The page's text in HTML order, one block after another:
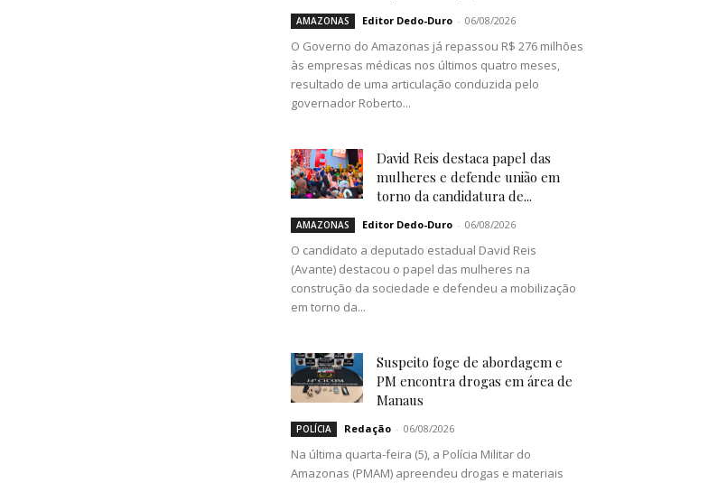
AMAZONAS Editor Dedo-Duro - 06/08/2026
O Governo do Amazonas já repassou R$ 276 milhões
às empresas médicas nos últimos quatro meses,
resultado de uma articulação conduzida pelo
governador Roberto...
David Reis destaca papel das
mulheres e defende união em
torno da candidatura de...
AMAZONAS Editor Dedo-Duro - 06/08/2026
O candidato a deputado estadual David Reis
(Avante) destacou o papel das mulheres na
construção da sociedade e defendeu a mobilização
em torno da...
Suspeito foge de abordagem e
PM encontra drogas em área de
Manaus
POLÍCIA Redação - 06/08/2026
Na última quarta-feira (5), a Polícia Militar do
Amazonas (PMAM) apreendeu drogas e materiais